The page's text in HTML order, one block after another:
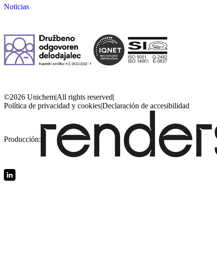
Noticias
©2026 Unichem|All rights reserved|
Política de privacidad y cookies|Declaración de accesibilidad
Producción: